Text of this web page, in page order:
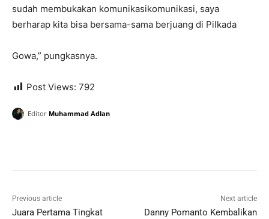
sudah membukakan komunikasikomunikasi, saya
berharap kita bisa bersama-sama berjuang di Pilkada
Gowa,” pungkasnya.
Post Views: 792
Editor Muhammad Adlan
Previous article
Juara Pertama Tingkat
Next article
Danny Pomanto Kembalikan